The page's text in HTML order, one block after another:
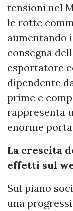
tensioni nel
le rotte
aumentando
consegna
esportatore
dipendente
prime e
rappresenta
enorme
La crescita
effetti sul
Sul piano
una